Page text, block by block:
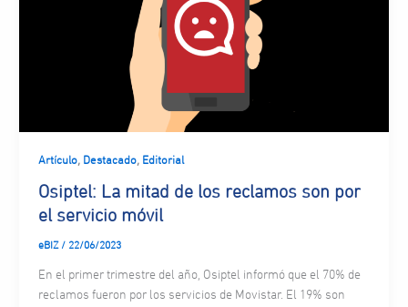
Artículo, Destacado, Editorial
Osiptel: La mitad de los reclamos son por
el servicio móvil
eBIZ / 22/06/2023
En el primer trimestre del año, Osiptel informó que el 70% de
reclamos fueron por los servicios de Movistar. El 19% son